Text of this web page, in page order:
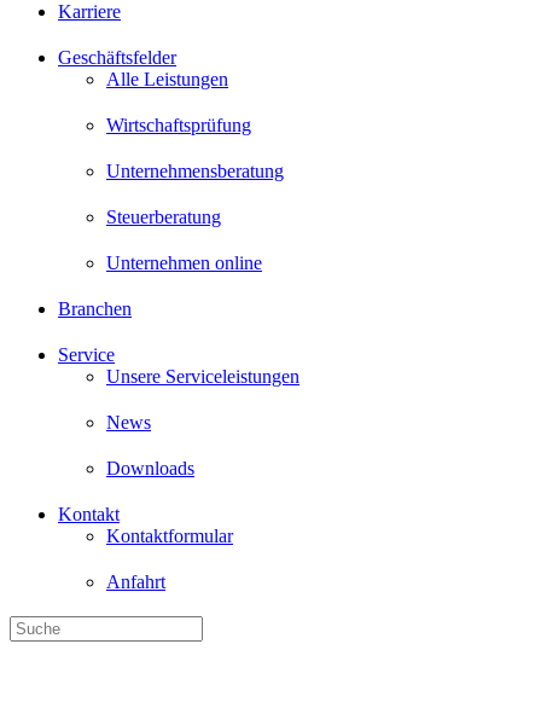
Karriere
Geschäftsfelder
Alle Leistungen
Wirtschaftsprüfung
Unternehmensberatung
Steuerberatung
Unternehmen online
Branchen
Service
Unsere Serviceleistungen
News
Downloads
Kontakt
Kontaktformular
Anfahrt